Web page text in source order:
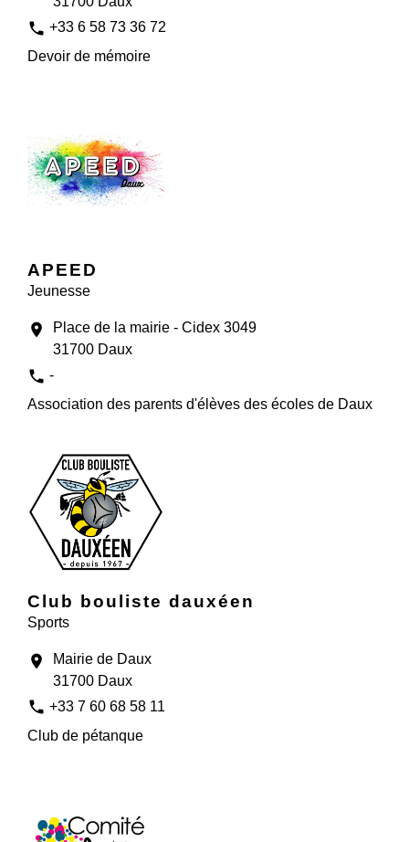
phone +33 6 58 73 36 72
Devoir de mémoire
APEED
Jeunesse
location_on
Place de la mairie - Cidex 3049
31700 Daux
phone -
Association des parents d'élèves des écoles de Daux
Club bouliste dauxéen
Sports
location_on
Mairie de Daux
31700 Daux
phone +33 7 60 68 58 11
Club de pétanque